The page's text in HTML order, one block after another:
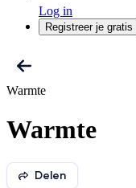
Log in
Registreer je gratis
Warmte
Warmte
Delen